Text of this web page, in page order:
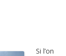
Si l’on